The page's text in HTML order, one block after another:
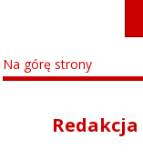
Na górę strony
Redakcja